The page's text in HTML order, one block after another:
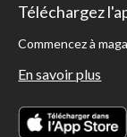
Téléchargez
Commencez à
En savoir plus